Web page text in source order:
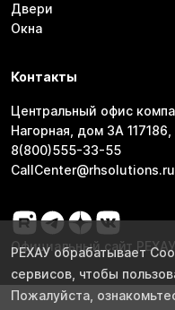
Двери
Окна
Контакты
Центральный офис
Нагорная, дом 3А
8(800)555-33-55
CallCenter@rhsolutions.ru
Официальный сайт РЕХАУ
РЕХАУ обрабатывает
сервисов, чтобы
Пожалуйста,